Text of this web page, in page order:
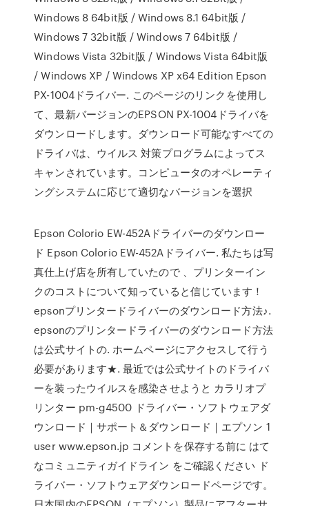
Windows 8 64bit版 / Windows 8.1 64bit版 /
Windows 7 32bit版 / Windows 7 64bit版 /
Windows Vista 32bit版 / Windows Vista 64bit版
/ Windows XP / Windows XP x64 Edition Epson
PX-1004ドライバー. このページのリンクを使用し
て、最新バージョンのEPSON PX-1004ドライバを
ダウンロードします。ダウンロード可能なすべての
ドライバは、ウイルス 対策プログラムによってス
キャンされています。コンピュータのオペレーティ
ングシステムに応じて適切なバージョンを選択
Epson Colorio EW-452Aドライバーのダウンロー
ド Epson Colorio EW-452Aドライバー. 私たちは写
真仕上げ店を所有していたので 、プリンターイン
クのコストについて知っていると信じています！
epsonプリンタードライバーのダウンロード方法♪.
epsonのプリンタードライバーのダウンロード方法
は公式サイトの. ホームページにアクセスして行う
必要があります★. 最近では公式サイトのドライバ
ーを装ったウイルスを感染させようと カラリオプ
リンター pm-g4500 ドライバー・ソフトウェアダ
ウンロード｜サポート＆ダウンロード｜エプソン 1
user www.epson.jp コメントを保存する前に はて
なコミュニティガイドライン をご確認ください ド
ライバー・ソフトウェアダウンロードページです。